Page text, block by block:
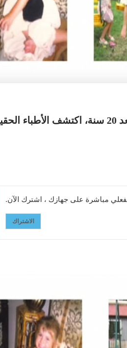
مباشرة على جهازك ، اشترك الآن.
الاشتراك